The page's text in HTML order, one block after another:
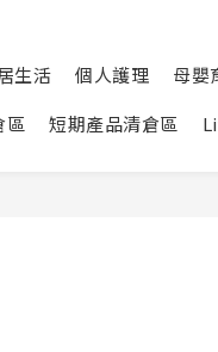
生活 個人護理 母嬰
區 短期產品清倉區